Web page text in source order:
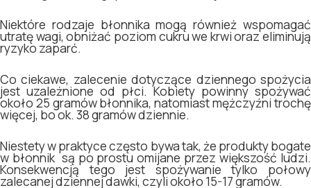
Niektóre rodzaje błonnika mogą również wspomagać
utratę wagi, obniżać poziom cukru we krwi oraz eliminują
ryzyko zaparć.
Co ciekawe, zalecenie dotyczące dziennego spożycia
jest uzależnione od płci. Kobiety powinny spożywać
około 25 gramów błonnika, natomiast mężczyźni trochę
więcej, bo ok. 38 gramów dziennie.
Niestety w praktyce często bywa tak, że produkty bogate
w błonnik są po prostu omijane przez większość ludzi.
Konsekwencją tego jest spożywanie tylko połowy
zalecanej dziennej dawki, czyli około 15-17 gramów.